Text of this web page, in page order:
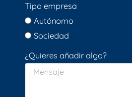
Tipo empresa
Autónomo
Sociedad
¿Quieres añadir algo?